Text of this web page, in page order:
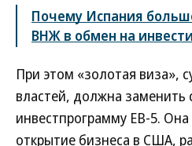
Почему Испания
ВНЖ в обмен на
При этом «золотая виза»,
властей, должна
инвестпрограмму EB-5.
открытие бизнеса в США,